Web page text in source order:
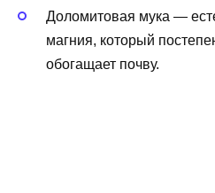
Доломитовая мука —
магния, который
обогащает почву.